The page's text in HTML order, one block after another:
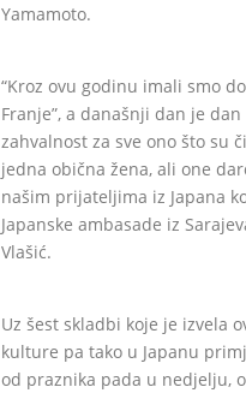
Yamamoto.
“Kroz ovu godinu imali smo
Franje”, a današnji dan je
zahvalnost za sve ono što su
jedna obična žena, ali one
našim prijateljima iz Japana
Japanske ambasade iz
Vlašić.
Uz šest skladbi koje je izvela
kulture pa tako u Japanu
od praznika pada u nedjelju,